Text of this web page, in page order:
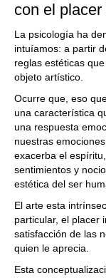
con el
La psicología ha
intuíamos: a partir
reglas estéticas
objeto artístico.
Ocurre que, eso
una característica
una respuesta
nuestras
exacerba el
sentimientos y
estética del ser
El arte esta
particular, el placer
satisfacción de las
quien le aprecia.
Esta